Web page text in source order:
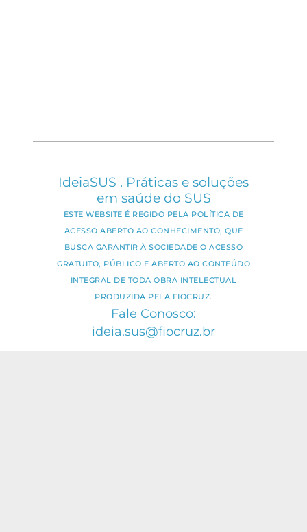
IdeiaSUS . Práticas e soluções
em saúde do SUS
ESTE WEBSITE É REGIDO PELA POLÍTICA DE
ACESSO ABERTO AO CONHECIMENTO, QUE
BUSCA GARANTIR À SOCIEDADE O ACESSO
GRATUITO, PÚBLICO E ABERTO AO CONTEÚDO
INTEGRAL DE TODA OBRA INTELECTUAL
PRODUZIDA PELA FIOCRUZ.
Fale Conosco:
ideia.sus@fiocruz.br